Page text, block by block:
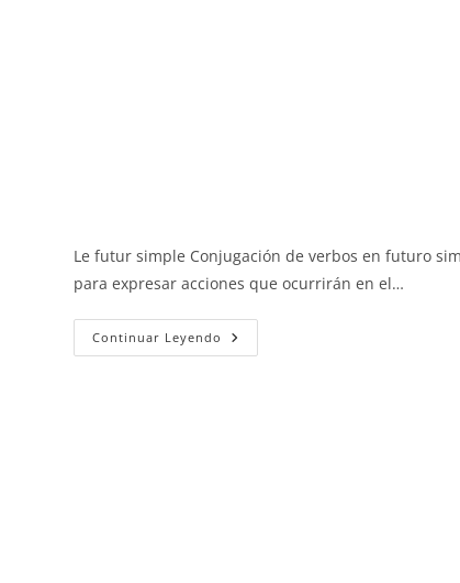
Le futur simple Conjugación de verbos en futuro
para expresar acciones que ocurrirán en el…
Continuar Leyendo Le
Futur